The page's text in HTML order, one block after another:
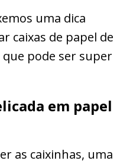
uma dica
caixas de papel de
pode ser super
em papel
as caixinhas, uma